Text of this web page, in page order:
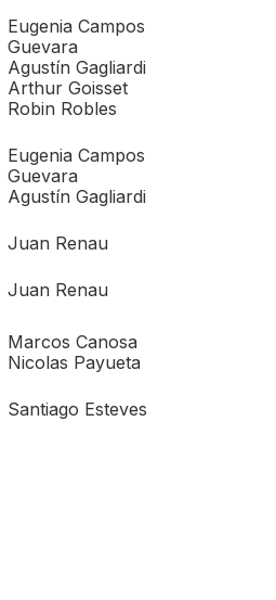
Eugenia Campos
Guevara
Agustín Gagliardi
Arthur Goisset
Robin Robles
Eugenia Campos
Guevara
Agustín Gagliardi
Juan Renau
Juan Renau
Marcos Canosa
Nicolas Payueta
Santiago Esteves